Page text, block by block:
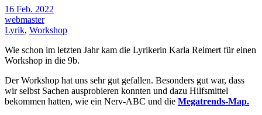
16 Feb. 2022
webmaster
Lyrik, Workshop
Wie schon im letzten Jahr kam die Lyrikerin Karla Reimert für einen
Workshop in die 9b.
Der Workshop hat uns sehr gut gefallen. Besonders gut war, dass
wir selbst Sachen ausprobieren konnten und dazu Hilfsmittel
bekommen hatten, wie ein Nerv-ABC und die Megatrends-Map.